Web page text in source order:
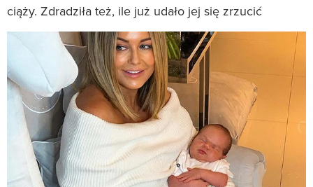
ciąży. Zdradziła też, ile już udało jej się zrzucić